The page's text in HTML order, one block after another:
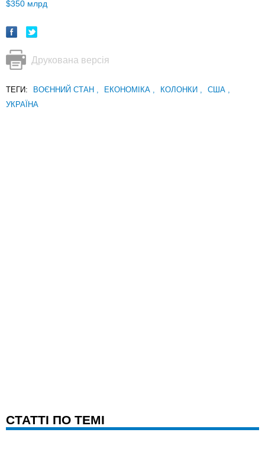
$350 млрд
Друкована версія
ТЕГИ: ВОЄННИЙ СТАН ЕКОНОМІКА КОЛОНКИ США
УКРАЇНА
CТАТТІ ПО ТЕМІ